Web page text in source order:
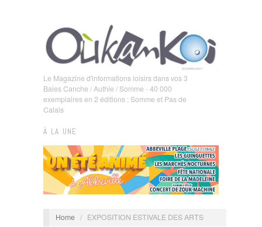
Le Magazine d'informations loisirs dans vos 3
Baies Canche / Authie / Somme - 40 000
exemplaires en 2 éditions : Somme et Pas de
Calais
À LA UNE
Home / EXPOSITION ESTIVALE DES ARTS